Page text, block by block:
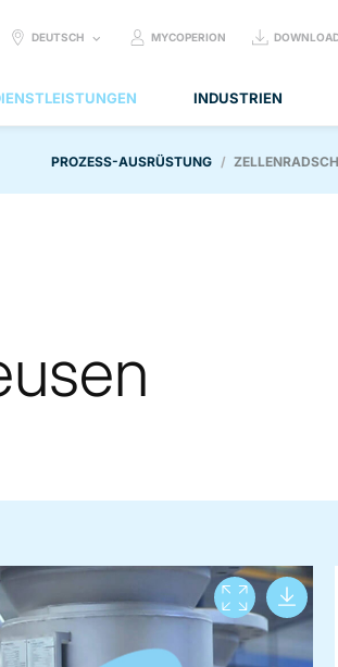
INDUSTRIEN
SELECT
DEUTSCH MYCOPERION
PROZESS-AUSRÜSTUNG